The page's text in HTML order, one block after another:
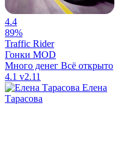
4.4
89%
Traffic Rider
Гонки MOD
Много денег Всё открыто
4.1 v2.11
Елена
Тарасова